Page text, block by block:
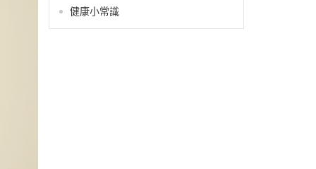
健康小常識